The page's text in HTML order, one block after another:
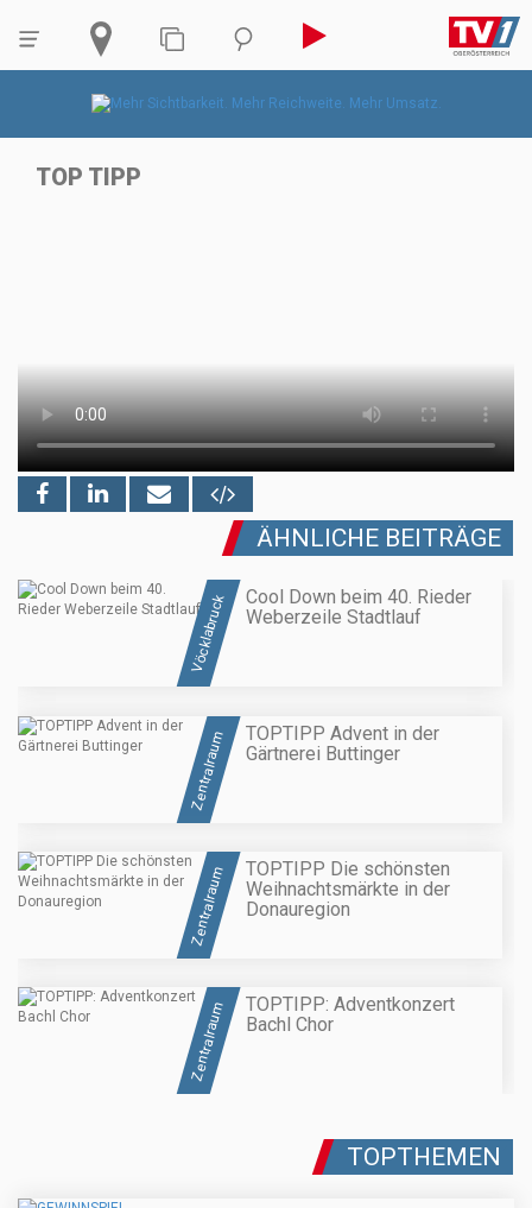
TOP TIPP
ÄHNLICHE BEITRÄGE
Vöcklabruck
Cool Down beim 40. Rieder
Weberzeile Stadtlauf
Zentralraum
TOPTIPP Advent in der
Gärtnerei Buttinger
Zentralraum
TOPTIPP Die schönsten
Weihnachtsmärkte in der
Donauregion
Zentralraum
TOPTIPP: Adventkonzert
Bachl Chor
TOPTHEMEN